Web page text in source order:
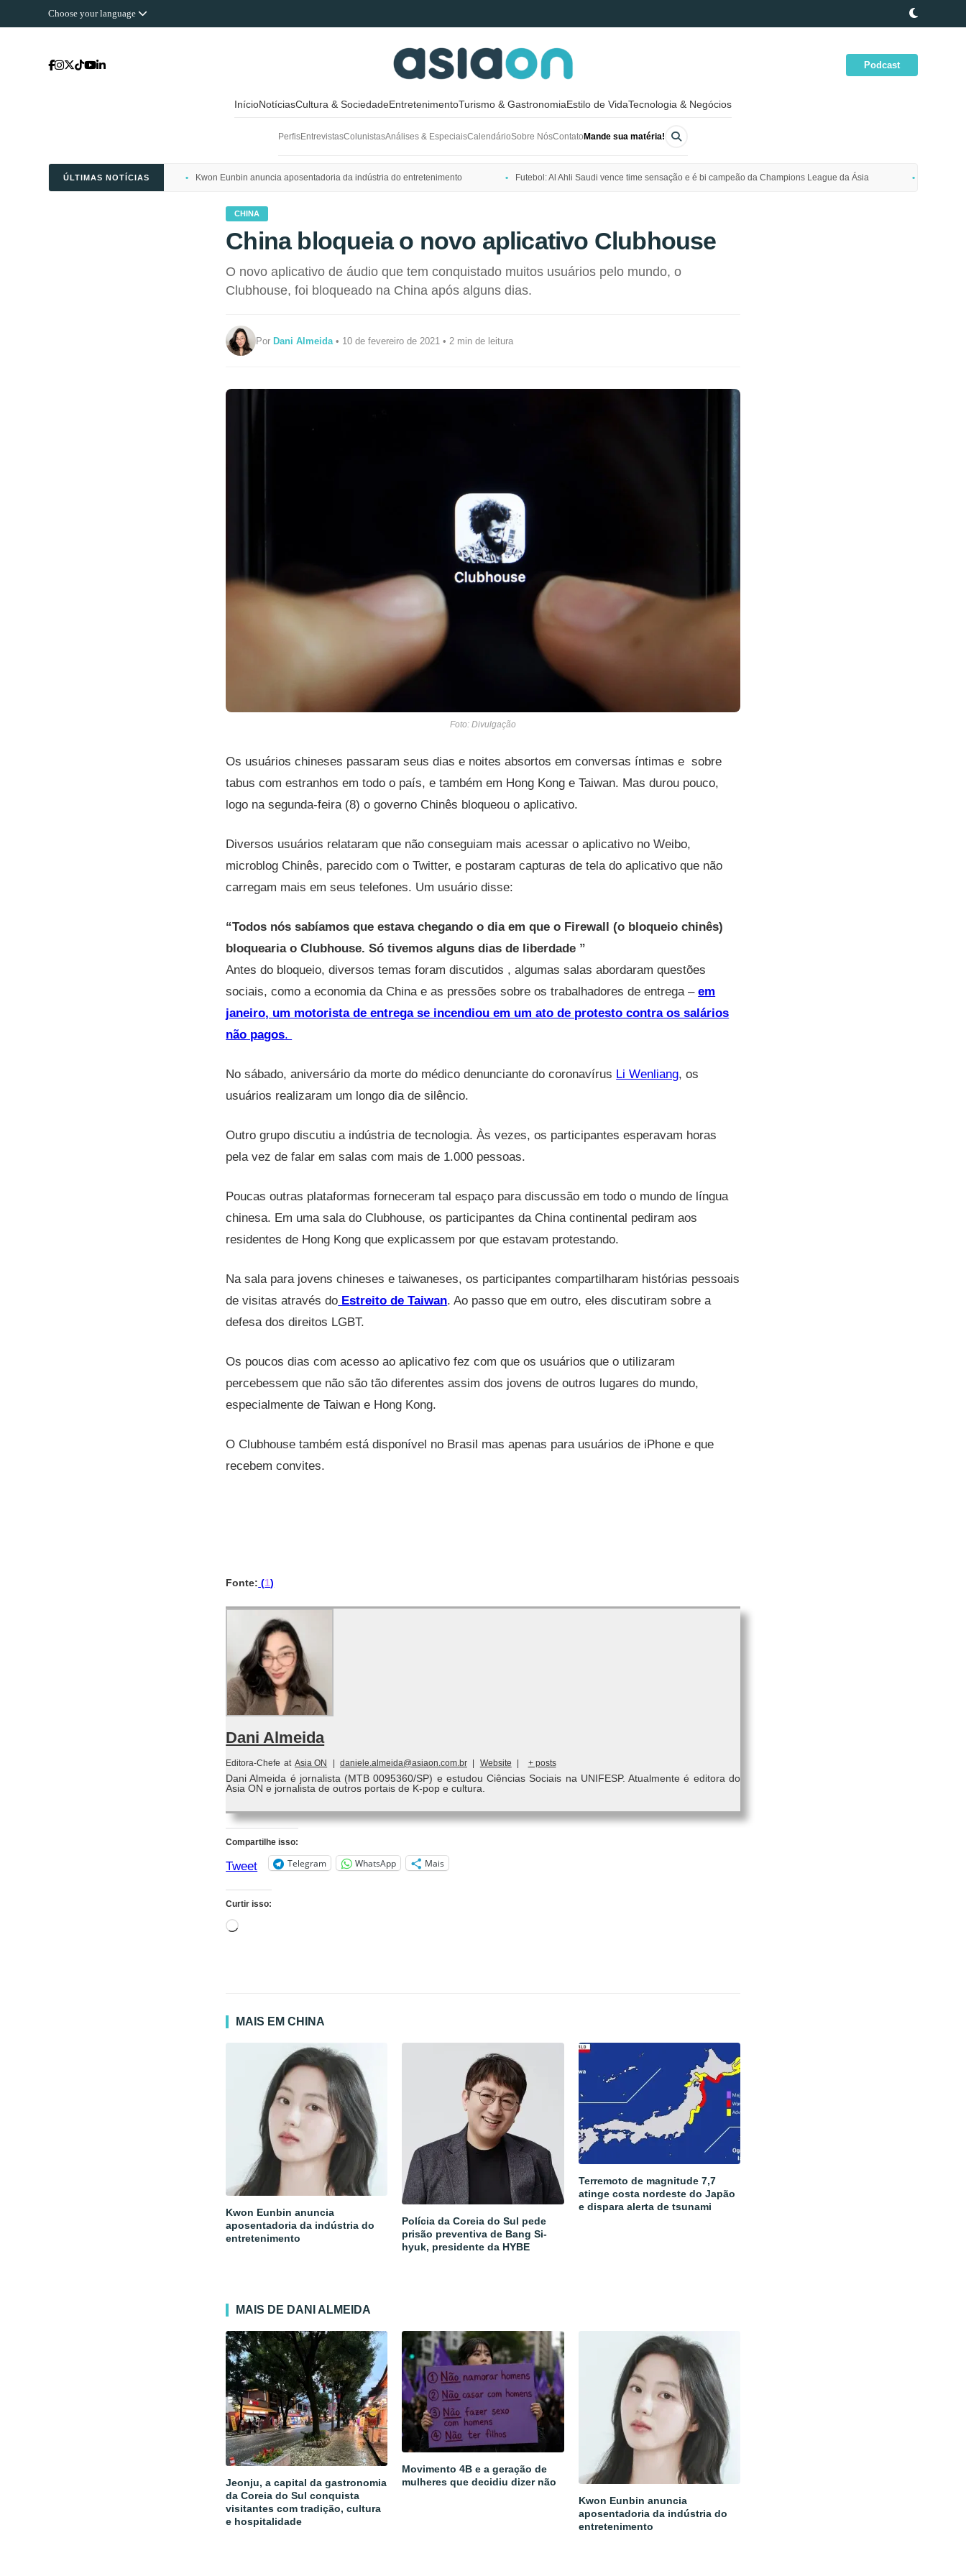
Choose your language
Podcast
InícioNotíciasCultura & SociedadeEntretenimentoTurismo & GastronomiaEstilo de VidaTecnologia & Negócios
PerfisEntrevistasColunistasAnálises & EspeciaisCalendárioSobre NósContato Mande sua matéria!
ÚLTIMAS NOTÍCIAS Kwon Eunbin anuncia aposentadoria da indústria do entretenimento Futebol: Al Ahli Saudi vence time sensação e é bi campeão da Champions League da Ásia
CHINA
China bloqueia o novo aplicativo Clubhouse
O novo aplicativo de áudio que tem conquistado muitos usuários pelo mundo, o
Clubhouse, foi bloqueado na China após alguns dias.
PorDani Almeida • 10 de fevereiro de 2021 • 2 min de leitura
Foto: Divulgação
Os usuários chineses passaram seus dias e noites absortos em conversas íntimas e sobre
tabus com estranhos em todo o país, e também em Hong Kong e Taiwan. Mas durou pouco,
logo na segunda-feira (8) o governo Chinês bloqueou o aplicativo.
Diversos usuários relataram que não conseguiam mais acessar o aplicativo no Weibo,
microblog Chinês, parecido com o Twitter, e postaram capturas de tela do aplicativo que não
carregam mais em seus telefones. Um usuário disse:
“Todos nós sabíamos que estava chegando o dia em que o Firewall (o bloqueio chinês)
bloquearia o Clubhouse. Só tivemos alguns dias de liberdade ”
Antes do bloqueio, diversos temas foram discutidos , algumas salas abordaram questões
sociais, como a economia da China e as pressões sobre os trabalhadores de entrega –em
janeiro, um motorista de entrega se incendiou em um ato de protesto contra os salários
não pagos.
No sábado, aniversário da morte do médico denunciante do coronavírus Li Wenliang, os
usuários realizaram um longo dia de silêncio.
Outro grupo discutiu a indústria de tecnologia. Às vezes, os participantes esperavam horas
pela vez de falar em salas com mais de 1.000 pessoas.
Poucas outras plataformas forneceram tal espaço para discussão em todo o mundo de língua
chinesa. Em uma sala do Clubhouse, os participantes da China continental pediram aos
residentes de Hong Kong que explicassem por que estavam protestando.
Na sala para jovens chineses e taiwaneses, os participantes compartilharam histórias pessoais
de visitas através do Estreito de Taiwan. Ao passo que em outro, eles discutiram sobre a
defesa dos direitos LGBT.
Os poucos dias com acesso ao aplicativo fez com que os usuários que o utilizaram
percebessem que não são tão diferentes assim dos jovens de outros lugares do mundo,
especialmente de Taiwan e Hong Kong.
O Clubhouse também está disponível no Brasil mas apenas para usuários de iPhone e que
recebem convites.
Fonte: (1)
Dani Almeida
Editora-Chefe at Asia ON daniele.almeida@asiaon.com.br Website + posts
Dani Almeida é jornalista (MTB 0095360/SP) e estudou Ciências Sociais na UNIFESP. Atualmente é editora do
Asia ON e jornalista de outros portais de K-pop e cultura.
Compartilhe isso:
Tweet Telegram WhatsApp Mais
Curtir isso:
Carregando...
MAIS EM CHINA
Kwon Eunbin anuncia
aposentadoria da indústria do
entretenimento
Polícia da Coreia do Sul pede
prisão preventiva de Bang Si-
hyuk, presidente da HYBE
Terremoto de magnitude 7,7
atinge costa nordeste do Japão
e dispara alerta de tsunami
MAIS DE DANI ALMEIDA
Jeonju, a capital da gastronomia
da Coreia do Sul conquista
visitantes com tradição, cultura
e hospitalidade
Movimento 4B e a geração de
mulheres que decidiu dizer não
Kwon Eunbin anuncia
aposentadoria da indústria do
entretenimento